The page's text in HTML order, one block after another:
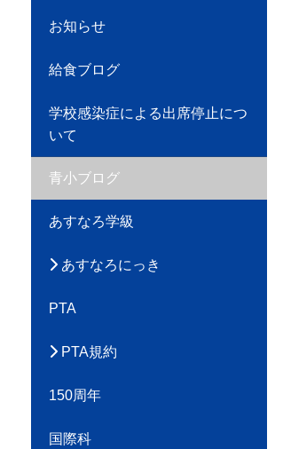
お知らせ
給食ブログ
学校感染症による出席停止につ
いて
青小ブログ
あすなろ学級
あすなろにっき
PTA
PTA規約
150周年
国際科